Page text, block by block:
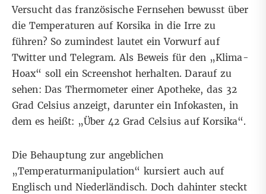
Versucht das französische Fernsehen bewusst über
die Temperaturen auf Korsika in die Irre zu
führen? So zumindest lautet ein Vorwurf auf
TwitterundTelegram. Als Beweis für den „Klima-
Hoax“ soll ein Screenshot herhalten. Darauf zu
sehen: Das Thermometer einer Apotheke, das 32
Grad Celsius anzeigt, darunter ein Infokasten, in
dem es heißt: „Über 42 Grad Celsius auf Korsika“.
Die Behauptung zur angeblichen
„Temperaturmanipulation“ kursiert auch auf
EnglischundNiederländisch. Doch dahinter steckt